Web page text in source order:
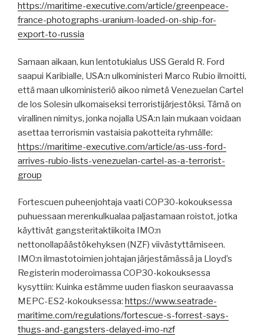
https://maritime-executive.com/article/greenpeace-
france-photographs-uranium-loaded-on-ship-for-
export-to-russia
Samaan aikaan, kun lentotukialus USS Gerald R. Ford
saapui Karibialle, USA:n ulkoministeri Marco Rubio ilmoitti,
että maan ulkoministeriö aikoo nimetä Venezuelan Cartel
de los Solesin ulkomaiseksi terroristijärjestöksi. Tämä on
virallinen nimitys, jonka nojalla USA:n lain mukaan voidaan
asettaa terrorismin vastaisia ​​pakotteita ryhmälle:
https://maritime-executive.com/article/as-uss-ford-
arrives-rubio-lists-venezuelan-cartel-as-a-terrorist-
group
Fortescuen puheenjohtaja vaati COP30-kokouksessa
puhuessaan merenkulkualaa paljastamaan roistot, jotka
käyttivät gangsteritaktiikoita IMO:n
nettonollapäästökehyksen (NZF) viivästyttämiseen.
IMO:n ilmastotoimien johtajan järjestämässä ja Lloyd’s
Registerin moderoimassa COP30-kokouksessa
kysyttiin: Kuinka estämme uuden fiaskon seuraavassa
MEPC-ES2-kokouksessa: https://www.seatrade-
maritime.com/regulations/fortescue-s-forrest-says-
thugs-and-gangsters-delayed-imo-nzf